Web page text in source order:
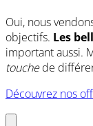
Oui, nous
objectifs. Les
important aussi.
touchede
Découvrez nos